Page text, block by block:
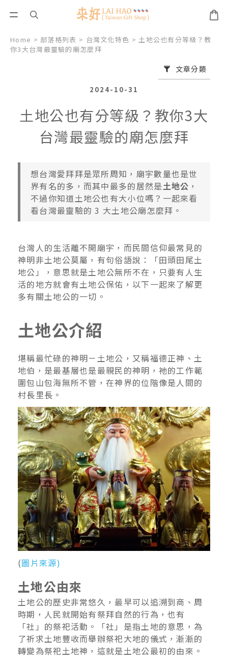
Home > 部落格列表 > 台灣文化特色 >土地公也有分等級？教
你3大台灣最靈驗的廟怎麼拜
文章分類
2024-10-31
土地公也有分等級？教你3大
台灣最靈驗的廟怎麼拜
想台灣愛拜拜是眾所周知，廟宇數量也是世
界有名的多，而其中最多的居然是土地公 ，
不過你知道土地公也有大小位嗎？一起來看
看台灣最靈驗的 3 大土地公廟怎麼拜。
台灣人的生活離不開廟宇，而民間信仰最常見的
神明非土地公莫屬，有句俗語說：「田頭田尾土
地公」，意思就是土地公無所不在，只要有人生
活的地方就會有土地公保佑，以下一起來了解更
多有關土地公的一切。
土地公介紹
堪稱最忙碌的神明－土地公，又稱福德正神、土
地伯，是最基層也是最親民的神明，祂的工作範
圍包山包海無所不管，在神界的位階像是人間的
村長里長。
(圖片來源)
土地公由來
土地公的歷史非常悠久，最早可以追溯到商、周
時期，人民就開始有祭拜自然的行為，也有
「社」的祭祀活動。「社」是指土地的意思，為
了祈求土地豐收而舉辦祭祀大地的儀式，漸漸的
轉變為祭祀土地神，這就是土地公最初的由來。